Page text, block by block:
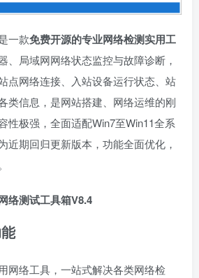
一款免费开源的专业网络检测实用工
、局域网网络状态监控与故障诊断，
点网络连接、入站设备运行状态、站
类信息，是网站搭建、网络运维的刚
性极强，全面适配Win7至Win11全系
近期回归更新版本，功能全面优化，
络测试工具箱V8.4
网络工具，一站式解决各类网络检